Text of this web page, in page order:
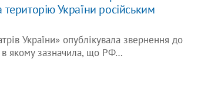
України російським
України» опублікувала звернення до
в якому зазначила, що РФ…